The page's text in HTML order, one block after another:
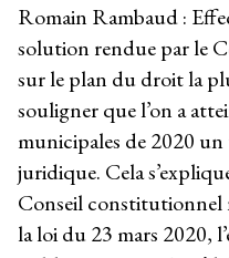
Romain Rambaud :
solution rendue par le
sur le plan du droit la
souligner que l’on a
municipales de 2020
juridique. Cela
Conseil constitutionnel
la loi du 23 mars 2020,